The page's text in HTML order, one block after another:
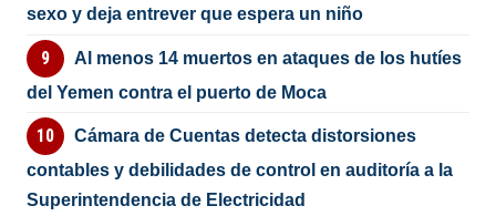
sexo y deja entrever que espera un niño
Al menos 14 muertos en ataques de los hutíes
del Yemen contra el puerto de Moca
Cámara de Cuentas detecta distorsiones
contables y debilidades de control en auditoría a la
Superintendencia de Electricidad